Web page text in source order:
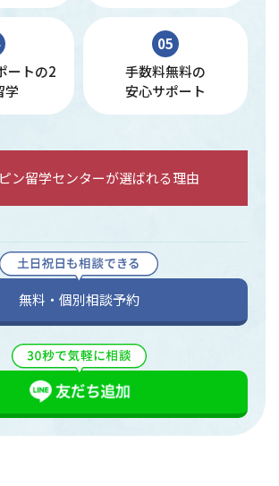
ートの2
学
05
手数料無料の
安心サポート
ン留学センターが選ばれる理由
無料・個別相談予約